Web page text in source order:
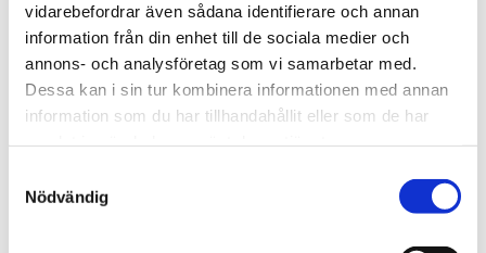
vidarebefordrar även sådana identifierare och annan
information från din enhet till de sociala medier och
annons- och analysföretag som vi samarbetar med.
Dessa kan i sin tur kombinera informationen med annan
information som du har tillhandahållit eller som de har
Nödvändig
Kudde Emma terrakotta 43x43
1 195 kr
ÉLITIS
Kuddfodral Philia Sunny 40x55
649 kr
Nyhet